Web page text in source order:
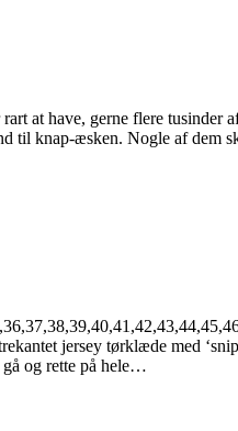
at have, gerne flere tusinder
til knap-æsken. Nogle af dem
jersey tørklæde med
og rette på hele…